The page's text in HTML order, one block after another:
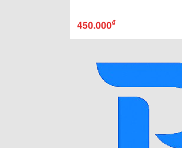
450.000₫